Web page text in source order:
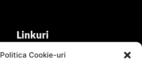
Politica Cookie-uri
Linkuri